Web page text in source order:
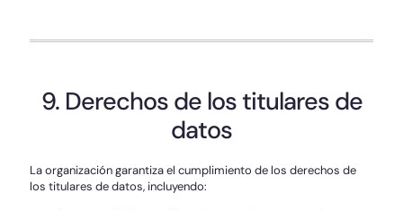
9. Derechos de los titulares de
datos
La organización garantiza el cumplimiento de los derechos de
los titulares de datos, incluyendo: